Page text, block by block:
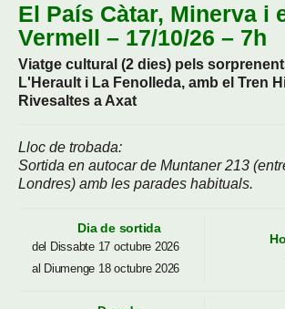
El País Càtar, Minerva i
Vermell – 17/10/26 – 7h
Viatge cultural (2 dies) pels
L'Herault i La Fenolleda, amb el Tren
Rivesaltes a Axat
Lloc de trobada:
Sortida en autocar de Muntaner 213
Londres) amb les parades habituals.
Dia de sortida
del Dissabte 17 octubre 2026
al Diumenge 18 octubre 2026